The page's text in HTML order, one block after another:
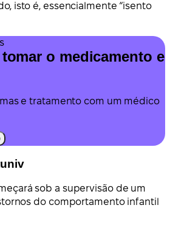
isto é, essencialmente “isento
o medicamento e
e tratamento com um médico
sob a supervisão de um
do comportamento infantil